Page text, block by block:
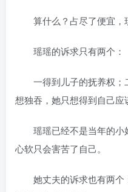
算什么？占尽了便宜，
瑶瑶的诉求只有两个：
一得到儿子的抚养权；
想独吞，她只想得到自己应
瑶瑶已经不是当年的小
心软只会害苦了自己。
她丈夫的诉求也有两个